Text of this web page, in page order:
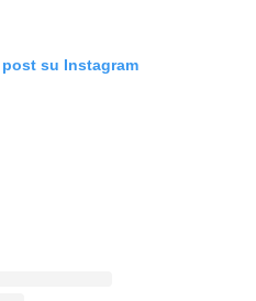
su Instagram